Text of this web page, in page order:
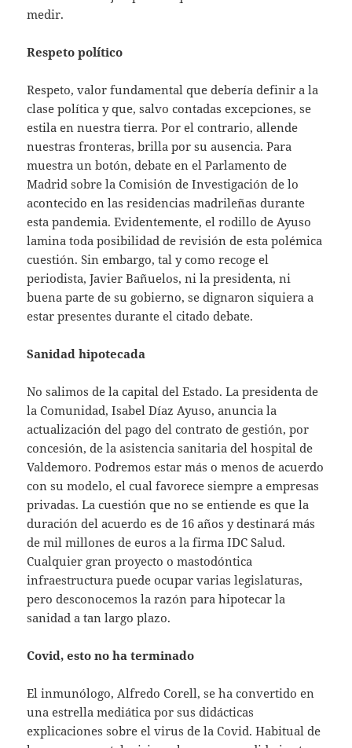
medir.
Respeto político
Respeto, valor fundamental que debería definir a la
clase política y que, salvo contadas excepciones, se
estila en nuestra tierra. Por el contrario, allende
nuestras fronteras, brilla por su ausencia. Para
muestra un botón, debate en el Parlamento de
Madrid sobre la Comisión de Investigación de lo
acontecido en las residencias madrileñas durante
esta pandemia. Evidentemente, el rodillo de Ayuso
lamina toda posibilidad de revisión de esta polémica
cuestión. Sin embargo, tal y como recoge el
periodista, Javier Bañuelos, ni la presidenta, ni
buena parte de su gobierno, se dignaron siquiera a
estar presentes durante el citado debate.
Sanidad hipotecada
No salimos de la capital del Estado. La presidenta de
la Comunidad, Isabel Díaz Ayuso, anuncia la
actualización del pago del contrato de gestión, por
concesión, de la asistencia sanitaria del hospital de
Valdemoro. Podremos estar más o menos de acuerdo
con su modelo, el cual favorece siempre a empresas
privadas. La cuestión que no se entiende es que la
duración del acuerdo es de 16 años y destinará más
de mil millones de euros a la firma IDC Salud.
Cualquier gran proyecto o mastodóntica
infraestructura puede ocupar varias legislaturas,
pero desconocemos la razón para hipotecar la
sanidad a tan largo plazo.
Covid, esto no ha terminado
El inmunólogo, Alfredo Corell, se ha convertido en
una estrella mediática por sus didácticas
explicaciones sobre el virus de la Covid. Habitual de